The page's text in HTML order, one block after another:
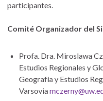
participantes.
Comité Organizador del
Profa. Dra. Miroslawa
Estudios Regionales y
Geografía y Estudios
Varsovia